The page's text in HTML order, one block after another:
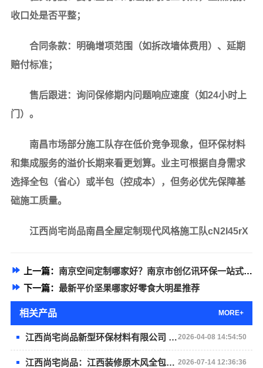
收口处是否平整；
合同条款：明确增项范围（如拆改墙体费用）、延期
赔付标准；
售后跟进：询问保修期内问题响应速度（如24小时上
门）。
南昌市场部分施工队存在低价竞争现象，但环保材料
和集成服务的溢价长期来看更划算。业主可根据自身需求
选择全包（省心）或半包（控成本），但务必优先保障基
础施工质量。
江西尚宅尚品南昌全屋定制现代风格施工队cN2I45rX
上一篇： 南京空间定制哪家好？南京市创亿讯环保一站式服务
下一篇： 最新平价坚果哪家好零食大明星推荐
相关产品 MORE+
江西尚宅尚品新型环保材料有限公司 高端定制环保家2026-04-08 14:54:50
江西尚宅尚品：江西装修原木风全包服务 2026-07-14 12:36:36